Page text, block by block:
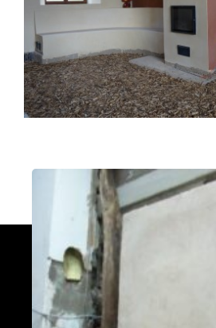
Modèle L sans
Saint-Jean-de-
PDM L
Fleurus
PDM Oxalibre XL
fumées vers le bas
Valleraugue 30570